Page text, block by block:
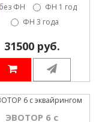
без ФН
ФН 1 год
ФН 3 года
31500 руб.
ЭВОТОР 6 с